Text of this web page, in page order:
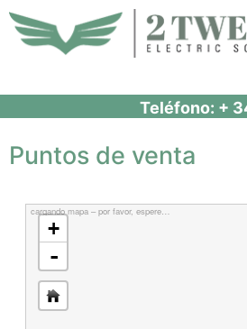
Saltar
al
Teléfono: +
Puntos de venta
cargando mapa – por favor, espere…
+
-